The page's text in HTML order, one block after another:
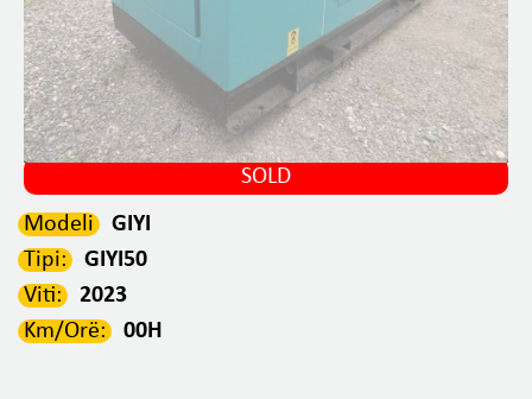
SOLD
Modeli
GIYI
Tipi:
GIYI50
Viti:
2023
Km/Orë:
00H